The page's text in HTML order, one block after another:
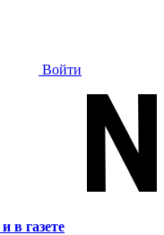
Войти
и в газете